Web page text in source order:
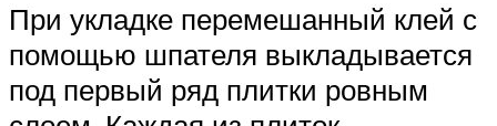
При укладке перемешанный клей с
помощью шпателя выкладывается
под первый ряд плитки ровным